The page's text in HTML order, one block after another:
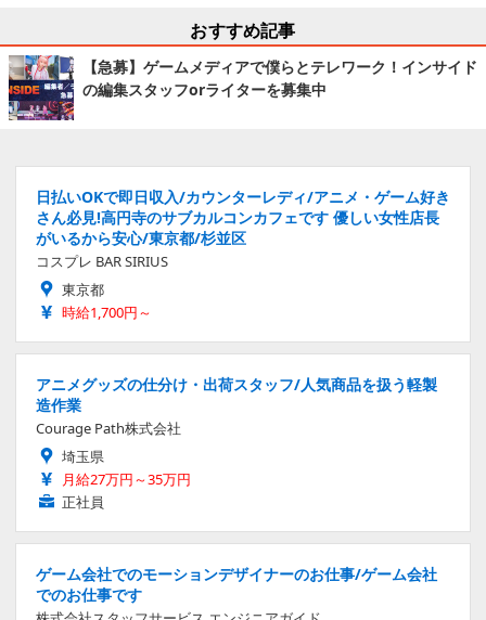
おすすめ記事
【急募】ゲームメディアで僕らとテレワーク！インサイド
の編集スタッフorライターを募集中
日払いOKで即日収入/カウンターレディ/アニメ・ゲーム好き
さん必見!高円寺のサブカルコンカフェです 優しい女性店長
がいるから安心/東京都/杉並区
コスプレ BAR SIRIUS
東京都
時給1,700円～
アニメグッズの仕分け・出荷スタッフ/人気商品を扱う軽製
造作業
Courage Path株式会社
埼玉県
月給27万円～35万円
正社員
ゲーム会社でのモーションデザイナーのお仕事/ゲーム会社
でのお仕事です